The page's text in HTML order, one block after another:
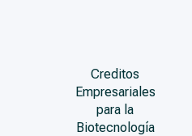
Creditos
Empresariales
para la
Biotecnología